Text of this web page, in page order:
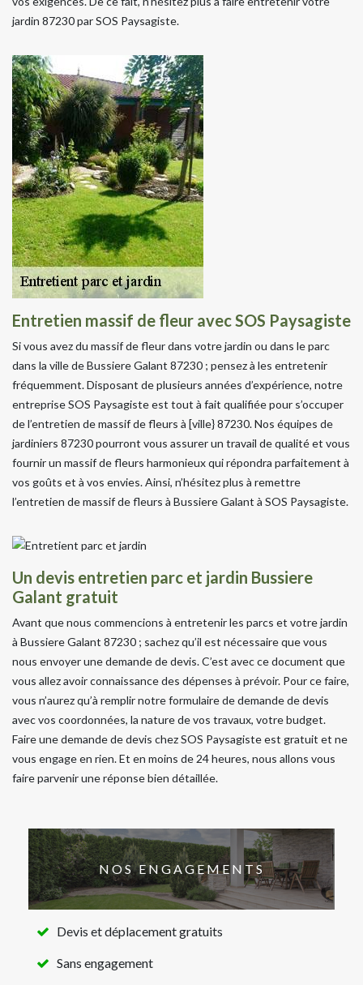
jardin 87230 par SOS Paysagiste.
Entretien massif de fleur avec SOS Paysagiste
Si vous avez du massif de fleur dans votre jardin ou dans le parc
dans la ville de Bussiere Galant 87230 ; pensez à les entretenir
fréquemment. Disposant de plusieurs années d’expérience, notre
entreprise SOS Paysagiste est tout à fait qualifiée pour s’occuper
de l’entretien de massif de fleurs à [ville} 87230. Nos équipes de
jardiniers 87230 pourront vous assurer un travail de qualité et vous
fournir un massif de fleurs harmonieux qui répondra parfaitement à
vos goûts et à vos envies. Ainsi, n’hésitez plus à remettre
l’entretien de massif de fleurs à Bussiere Galant à SOS Paysagiste.
Un devis entretien parc et jardin Bussiere
Galant gratuit
Avant que nous commencions à entretenir les parcs et votre jardin
à Bussiere Galant 87230 ; sachez qu’il est nécessaire que vous
nous envoyer une demande de devis. C’est avec ce document que
vous allez avoir connaissance des dépenses à prévoir. Pour ce faire,
vous n’aurez qu’à remplir notre formulaire de demande de devis
avec vos coordonnées, la nature de vos travaux, votre budget.
Faire une demande de devis chez SOS Paysagiste est gratuit et ne
vous engage en rien. Et en moins de 24 heures, nous allons vous
faire parvenir une réponse bien détaillée.
NOS ENGAGEMENTS
Devis et déplacement gratuits
Sans engagement